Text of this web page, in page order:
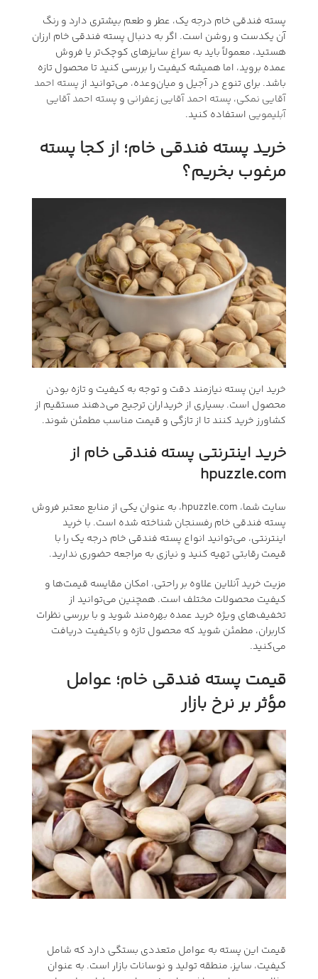
پسته فندقی خام درجه یک، عطر و طعم بیشتری دارد و رنگ
آن یکدست و روشن است. اگر به دنبال پسته فندقی خام ارزان
هستید، معمولاً باید به سراغ سایزهای کوچک‌تر یا فروش
عمده بروید، اما همیشه کیفیت را بررسی کنید تا محصول تازه
باشد. برای تنوع در آجیل و میان‌وعده، می‌توانید از پسته احمد
آقایی نمکی، پسته احمد آقایی زعفرانی و پسته احمد آقایی
آبلیمویی استفاده کنید.
خرید پسته فندقی خام؛ از کجا پسته
مرغوب بخریم؟
خرید این پسته نیازمند دقت و توجه به کیفیت و تازه بودن
محصول است. بسیاری از خریداران ترجیح می‌دهند مستقیم از
کشاورز خرید کنند تا از تازگی و قیمت مناسب مطمئن شوند.
خرید اینترنتی پسته فندقی خام از
hpuzzle.com
سایت شما، hpuzzle.com، به عنوان یکی از منابع معتبر فروش
پسته فندقی خام رفسنجان شناخته شده است. با خرید
اینترنتی، می‌توانید انواع پسته فندقی خام درجه یک را با
قیمت رقابتی تهیه کنید و نیازی به مراجعه حضوری ندارید.
مزیت خرید آنلاین علاوه بر راحتی، امکان مقایسه قیمت‌ها و
کیفیت محصولات مختلف است. همچنین می‌توانید از
تخفیف‌های ویژه خرید عمده بهره‌مند شوید و با بررسی نظرات
کاربران، مطمئن شوید که محصول تازه و باکیفیت دریافت
می‌کنید.
قیمت پسته فندقی خام؛ عوامل
مؤثر بر نرخ بازار
قیمت این پسته به عوامل متعددی بستگی دارد که شامل
کیفیت، سایز، منطقه تولید و نوسانات بازار است. به عنوان